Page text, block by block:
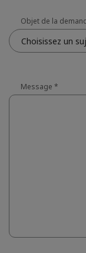
Objet de la
Choisissez un
Message *